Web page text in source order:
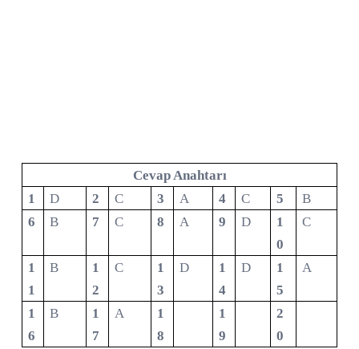
Cevap Anahtarı
1
D 2 C 3 A 4 C 5
B
6
B 7 C 8 A 9 D
1
0
C
1
1
B
1
2
C
1
3
D
1
4
D
1
5
A
1
6
B
1
7
A
1
8
1
9
2
0